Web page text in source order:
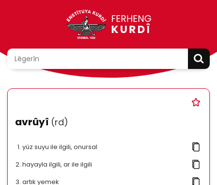
avrûyî (rd)
yüz suyu ile ilgili, onursal
hayayla ilgili, ar ile ilgili
artık yemek